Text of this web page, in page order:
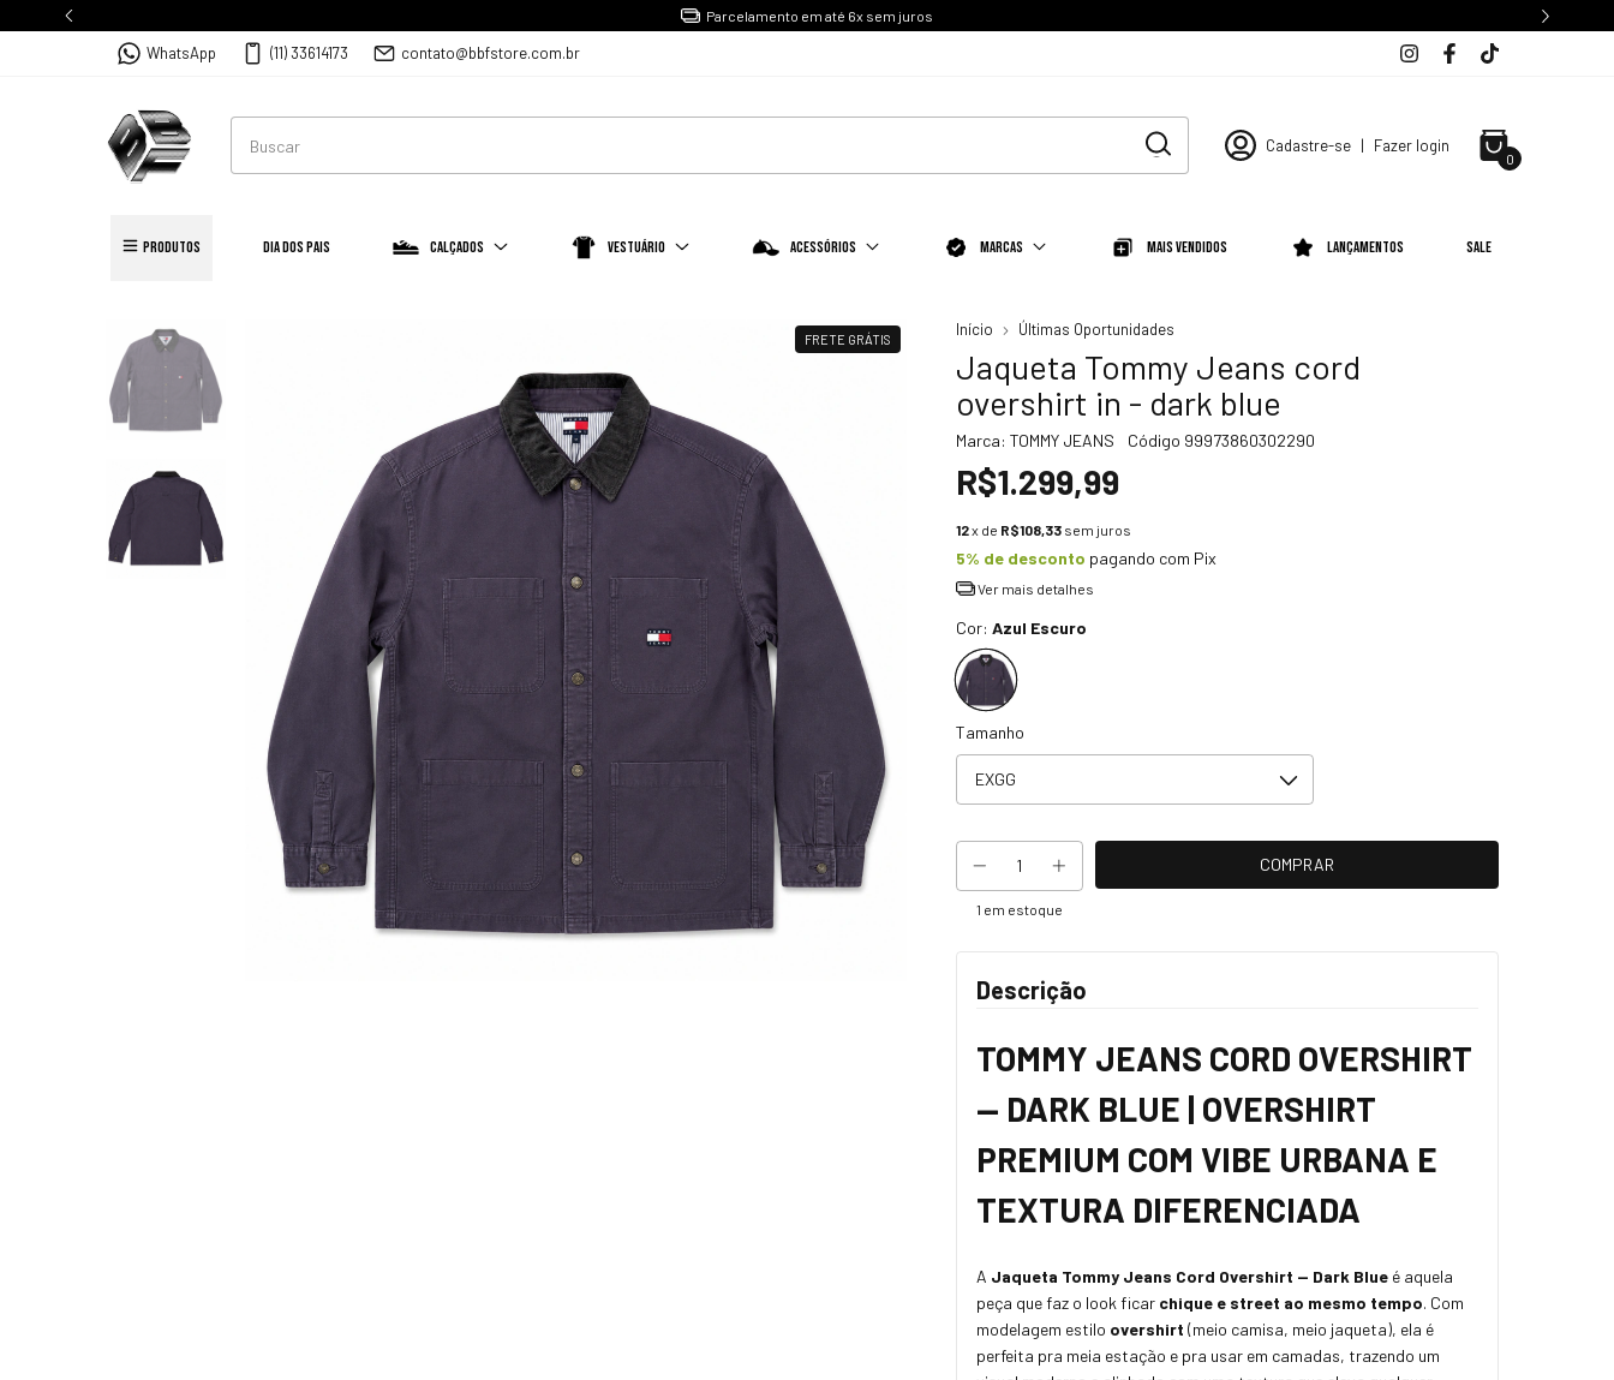
Parcelamento em até 6x sem juros
WhatsApp (11) 33614173 contato@bbfstore.com.br
Cadastre-se | Fazer login
0
PRODUTOS Dia dos Pais Calçados Vestuário Acessórios Marcas Mais Vendidos Lançamentos SALE
FRETE GRÁTIS
Início Últimas Oportunidades
Jaqueta Tommy Jeans cord
overshirt in - dark blue
Marca: TOMMY JEANS Código 99973860302290
R$1.299,99
12x de R$108,33 sem juros
5% de desconto pagando com Pix
Ver mais detalhes
Cor: Azul Escuro
Tamanho
1 em estoque
Descrição
TOMMY JEANS CORD OVERSHIRT
— DARK BLUE | OVERSHIRT
PREMIUM COM VIBE URBANA E
TEXTURA DIFERENCIADA
A Jaqueta Tommy Jeans Cord Overshirt — Dark Blue é aquela
peça que faz o look ficar chique e street ao mesmo tempo. Com
modelagem estilo overshirt (meio camisa, meio jaqueta), ela é
perfeita pra meia estação e pra usar em camadas, trazendo um